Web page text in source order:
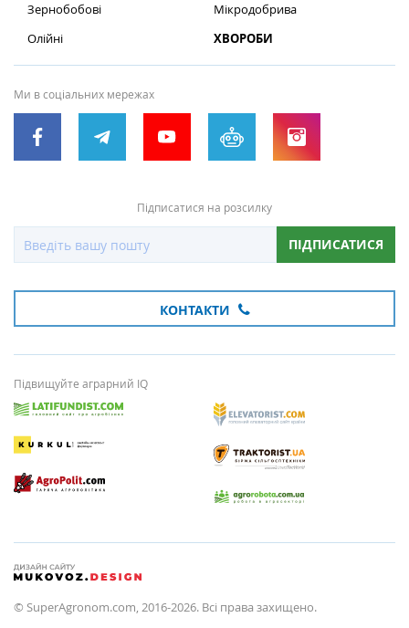
Зернобобові
Олійні
Мікродобрива
ХВОРОБИ
Ми в соціальних мережах
Підписатися на розсилку
ПІДПИСАТИСЯ
КОНТАКТИ
Підвищуйте аграрний IQ
© SuperAgronom.com, 2016-2026. Всі права захищено.